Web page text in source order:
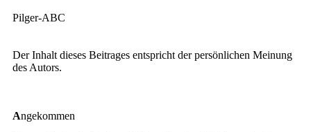
Pilger-ABC
Der Inhalt dieses Beitrages entspricht der persönlichen Meinung
des Autors.
Angekommen